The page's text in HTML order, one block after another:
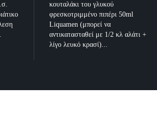
κουταλάκι του γλυκού
φρεσκοτριμμένο πιπέρι 50ml
Liquamen (μπορεί να
αντικατασταθεί με 1/2 κλ αλάτι +
λίγο λευκό κρασί)...